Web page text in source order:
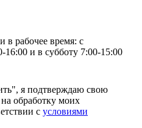
в рабочее время: с
и в субботу 7:00-15:00
я подтверждаю свою
на обработку моих
с условиями